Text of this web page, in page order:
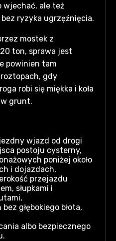
wjechać, ale też
ryzyka ugrzęźnięcia.
mostek z
ton, sprawa jest
powinien tam
gdy
robi się miękka i koła
grunt.
wjazd od drogi
postoju cysterny,
poniżej około
i dojazdach,
przejazdu
słupkami i
głębokiego błota,
albo bezpiecznego